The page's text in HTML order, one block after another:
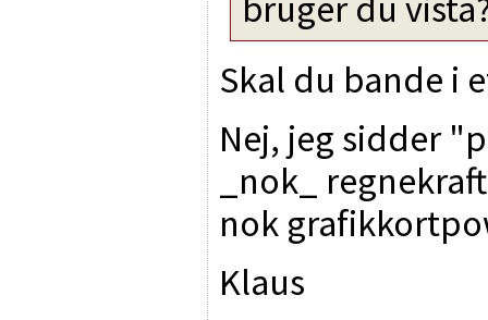
Skal du bande i
Nej, jeg sidder
_nok_
nok
Klaus